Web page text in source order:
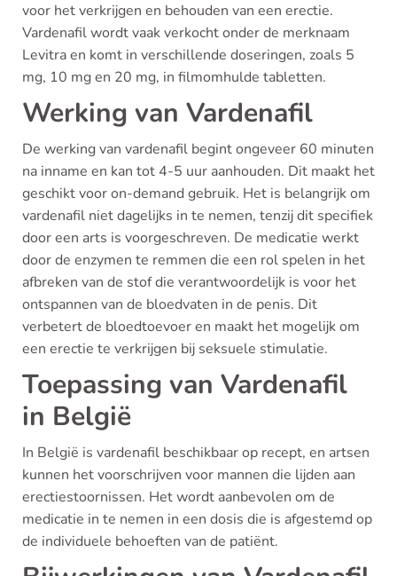
voor het verkrijgen en behouden van een erectie.
Vardenafil wordt vaak verkocht onder de merknaam
Levitra en komt in verschillende doseringen, zoals 5
mg, 10 mg en 20 mg, in filmomhulde tabletten.
Werking van Vardenafil
De werking van vardenafil begint ongeveer 60 minuten
na inname en kan tot 4-5 uur aanhouden. Dit maakt het
geschikt voor on-demand gebruik. Het is belangrijk om
vardenafil niet dagelijks in te nemen, tenzij dit specifiek
door een arts is voorgeschreven. De medicatie werkt
door de enzymen te remmen die een rol spelen in het
afbreken van de stof die verantwoordelijk is voor het
ontspannen van de bloedvaten in de penis. Dit
verbetert de bloedtoevoer en maakt het mogelijk om
een erectie te verkrijgen bij seksuele stimulatie.
Toepassing van Vardenafil
in België
In België is vardenafil beschikbaar op recept, en artsen
kunnen het voorschrijven voor mannen die lijden aan
erectiestoornissen. Het wordt aanbevolen om de
medicatie in te nemen in een dosis die is afgestemd op
de individuele behoeften van de patiënt.